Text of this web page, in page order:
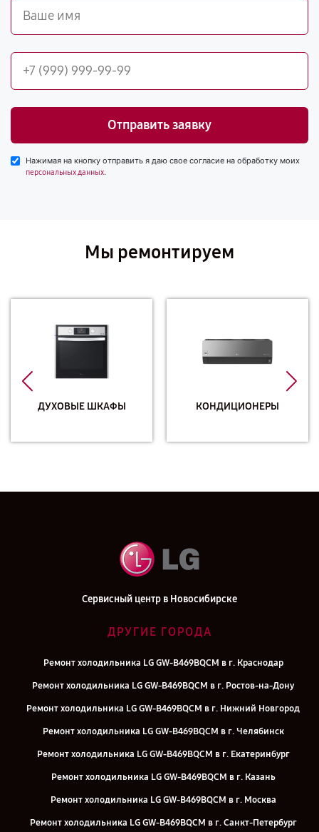
Отправить заявку
Нажимая на кнопку отправить я даю свое согласие на обработку моих
персональных данных.
Мы ремонтируем
ДУХОВЫЕ ШКАФЫ КОНДИЦИОНЕРЫ
Сервисный центр в Новосибирске
ДРУГИЕ ГОРОДА
Ремонт холодильника LG GW-B469BQCM в г. Краснодар
Ремонт холодильника LG GW-B469BQCM в г. Ростов-на-Дону
Ремонт холодильника LG GW-B469BQCM в г. Нижний Новгород
Ремонт холодильника LG GW-B469BQCM в г. Челябинск
Ремонт холодильника LG GW-B469BQCM в г. Екатеринбург
Ремонт холодильника LG GW-B469BQCM в г. Казань
Ремонт холодильника LG GW-B469BQCM в г. Москва
Ремонт холодильника LG GW-B469BQCM в г. Санкт-Петербург